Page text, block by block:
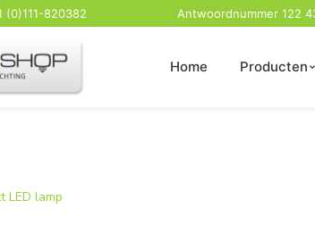
(0)111-820382 Antwoordnummer 122
Home Producten
LED lamp